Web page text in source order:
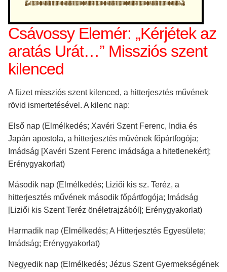
Csávossy Elemér: „Kérjétek az
aratás Urát…” Missziós szent
kilenced
A füzet missziós szent kilenced, a hitterjesztés művének
rövid ismertetésével. A kilenc nap:
Első nap (Elmélkedés; Xavéri Szent Ferenc, India és
Japán apostola, a hitterjesztés művének főpártfogója;
Imádság [Xavéri Szent Ferenc imádsága a hitetlenekért];
Erénygyakorlat)
Második nap (Elmélkedés; Liziői kis sz. Teréz, a
hitterjesztés művének második főpártfogója; Imádság
[Liziői kis Szent Teréz önéletrajzából]; Erénygyakorlat)
Harmadik nap (Elmélkedés; A Hitterjesztés Egyesülete;
Imádság; Erénygyakorlat)
Negyedik nap (Elmélkedés; Jézus Szent Gyermekségének